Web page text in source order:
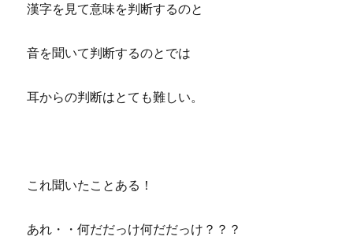
漢字を見て意味を判断するのと
音を聞いて判断するのとでは
耳からの判断はとても難しい。
これ聞いたことある！
あれ・・何だだっけ何だだっけ？？？